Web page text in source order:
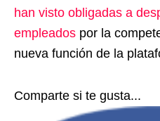
han visto obligadas a
empleados por la
nueva función de la
Comparte si te gusta...